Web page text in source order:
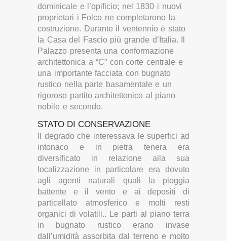
dominicale e l’opificio; nel 1830 i nuovi
proprietari i Folco ne completarono la
costruzione. Durante il ventennio è stato
la Casa del Fascio più grande d’Italia. Il
Palazzo presenta una conformazione
architettonica a “C” con corte centrale e
una importante facciata con bugnato
rustico nella parte basamentale e un
rigoroso partito architettonico al piano
nobile e secondo.
STATO DI CONSERVAZIONE
Il degrado che interessava le superfici ad
intonaco e in pietra tenera era
diversificato in relazione alla sua
localizzazione in particolare era dovuto
agli agenti naturali quali la pioggia
battente e il vento e ai depositi di
particellato atmosferico e molti resti
organici di volatili.. Le parti al piano terra
in bugnato rustico erano invase
dall’umidità assorbita dal terreno e molto